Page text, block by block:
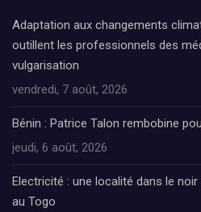
Adaptation aux changements
outillent les professionnels des
vulgarisation
vendredi, 7 août, 2026
Bénin : Patrice Talon rembobine
jeudi, 6 août, 2026
Electricité : une localité dans le noir
au Togo